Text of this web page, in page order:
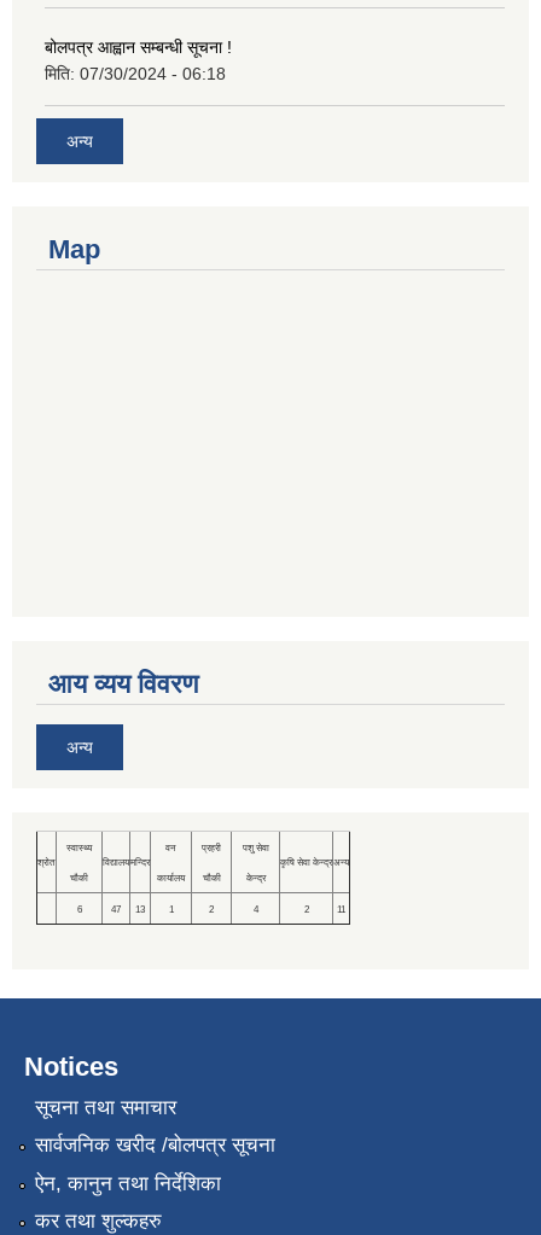
बोलपत्र आह्वान सम्बन्धी सूचना !
मिति: 07/30/2024 - 06:18
अन्य
Map
आय व्यय विवरण
अन्य
श्रोत
स्वास्थ्य
चौकी
विद्यालयमन्दिर
वन
कार्यालय
प्रहरी
चौकी
पशु सेवा
केन्द्र
कृषि सेवा केन्द्रअन्य
6 47 13 1 2 4 2 11
Notices
सूचना तथा समाचार
सार्वजनिक खरीद /बोलपत्र सूचना
ऐन, कानुन तथा निर्देशिका
कर तथा शुल्कहरु